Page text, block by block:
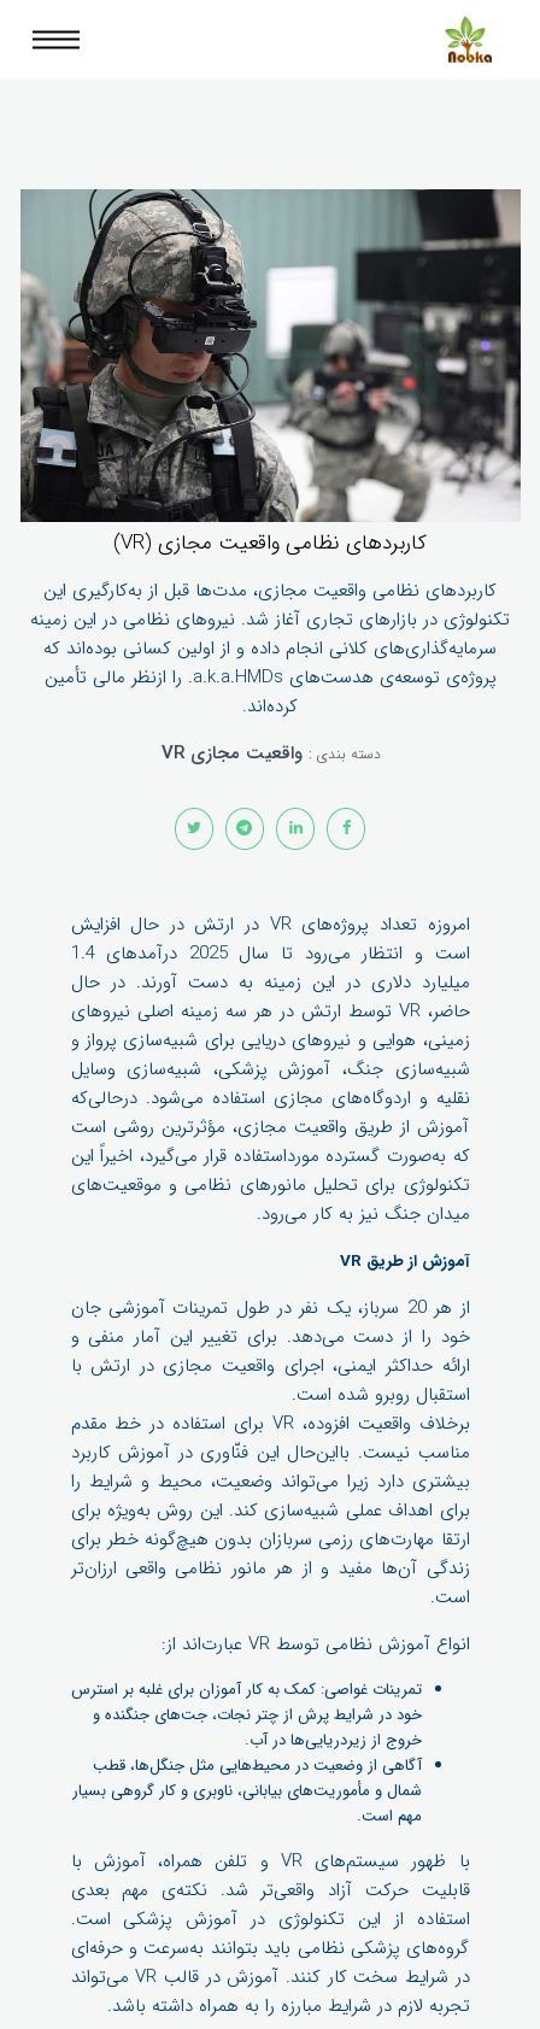
کاربردهای نظامی واقعیت مجازی (VR)
کاربردهای نظامی واقعیت مجازی، مدت‌ها قبل از به‌کارگیری این
تکنولوژی در بازارهای تجاری آغاز شد. نیروهای نظامی در این زمینه
سرمایه‌گذاری‌های کلانی انجام داده و از اولین کسانی بوده‌اند که
پروژه‌ی توسعه‌ی هدست‌های a.k.a.HMDs. را ازنظر مالی تأمین
کرده‌اند.
دسته بندی : واقعیت مجازی VR
امروزه تعداد پروژه‌های VR در ارتش در حال افزایش
است و انتظار می‌رود تا سال 2025 درآمدهای 1.4
میلیارد دلاری در این زمینه به دست آورند. در حال
حاضر، VR توسط ارتش در هر سه زمینه اصلی نیروهای
زمینی، هوایی و نیروهای دریایی برای شبیه‌سازی پرواز و
شبیه‌سازی جنگ، آموزش پزشکی، شبیه‌سازی وسایل
نقلیه و اردوگاه‌های مجازی استفاده می‌شود. درحالی‌که
آموزش از طریق واقعیت مجازی، مؤثرترین روشی است
که به‌صورت گسترده مورداستفاده قرار می‌گیرد، اخیراً این
تکنولوژی برای تحلیل مانورهای نظامی و موقعیت‌های
میدان جنگ نیز به کار می‌رود.
آموزش از طریق VR
از هر 20 سرباز، یک نفر در طول تمرینات آموزشی جان
خود را از دست می‌دهد. برای تغییر این آمار منفی و
ارائه حداکثر ایمنی، اجرای واقعیت مجازی در ارتش با
استقبال روبرو شده است.
برخلاف واقعیت افزوده، VR برای استفاده در خط مقدم
مناسب نیست. بااین‌حال این فنّاوری در آموزش کاربرد
بیشتری دارد زیرا می‌تواند وضعیت، محیط و شرایط را
برای اهداف عملی شبیه‌سازی کند. این روش به‌ویژه برای
ارتقا مهارت‌های رزمی سربازان بدون هیچ‌گونه خطر برای
زندگی آن‌ها مفید و از هر مانور نظامی واقعی ارزان‌تر
است.
انواع آموزش نظامی توسط VR عبارت‌اند از:
تمرینات غواصی: کمک به کار آموزان برای غلبه بر استرس
خود در شرایط پرش از چتر نجات، جت‌های جنگنده و
خروج از زیردریایی‌ها در آب.
آگاهی از وضعیت در محیط‌هایی مثل جنگل‌ها، قطب
شمال و مأموریت‌های بیابانی، ناوبری و کار گروهی بسیار
مهم است.
با ظهور سیستم‌های VR و تلفن همراه، آموزش با
قابلیت حرکت آزاد واقعی‌تر شد. نکته‌ی مهم بعدی
استفاده از این تکنولوژی در آموزش پزشکی است.
گروه‌های پزشکی نظامی باید بتوانند به‌سرعت و حرفه‌ای
در شرایط سخت کار کنند. آموزش در قالب VR می‌تواند
تجربه لازم در شرایط مبارزه را به همراه داشته باشد.